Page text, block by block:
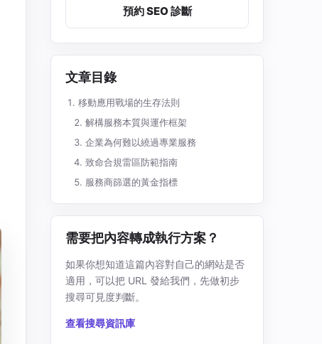
預約 SEO 診斷
文章目錄
移動應用戰場的生存法則
解構服務本質與運作框架
企業為何難以繞過專業服務
致命合規雷區防範指南
服務商篩選的黃金指標
需要把內容轉成執行方案？
如果你想知道這篇內容對自己的網站是否
適用，可以把 URL 發給我們，先做初步
搜尋可見度判斷。
查看搜尋資訊庫